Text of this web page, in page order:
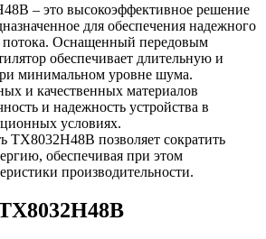
– это высокоэффективное решение
для обеспечения надежного
потока. Оснащенный передовым
обеспечивает длительную и
минимальном уровне шума.
и качественных материалов
и надежность устройства в
условиях.
TX8032H48B позволяет сократить
обеспечивая при этом
производительности.